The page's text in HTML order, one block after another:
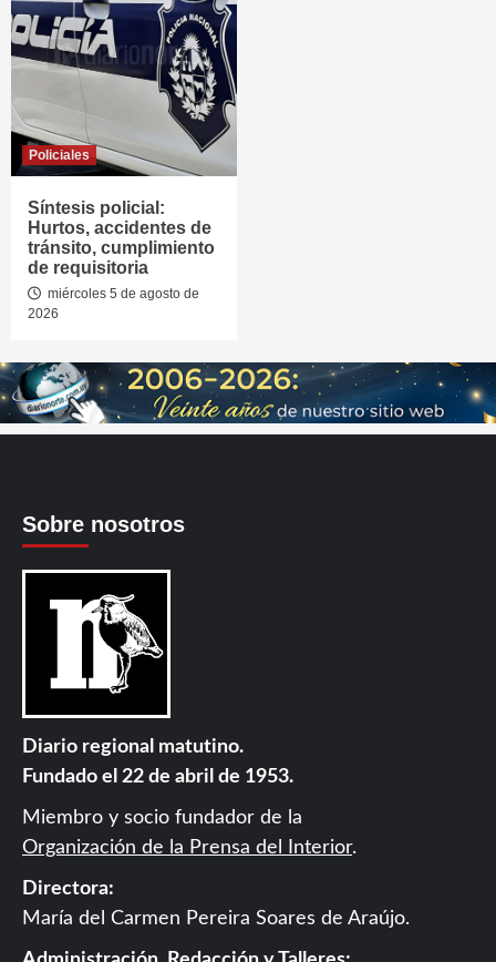
Policiales
Síntesis policial:
Hurtos, accidentes de
tránsito, cumplimiento
de requisitoria
miércoles 5 de agosto de
2026
Sobre nosotros
Diario regional matutino.
Fundado el 22 de abril de 1953.
Miembro y socio fundador de la
Organización de la Prensa del Interior.
Directora:
María del Carmen Pereira Soares de Araújo.